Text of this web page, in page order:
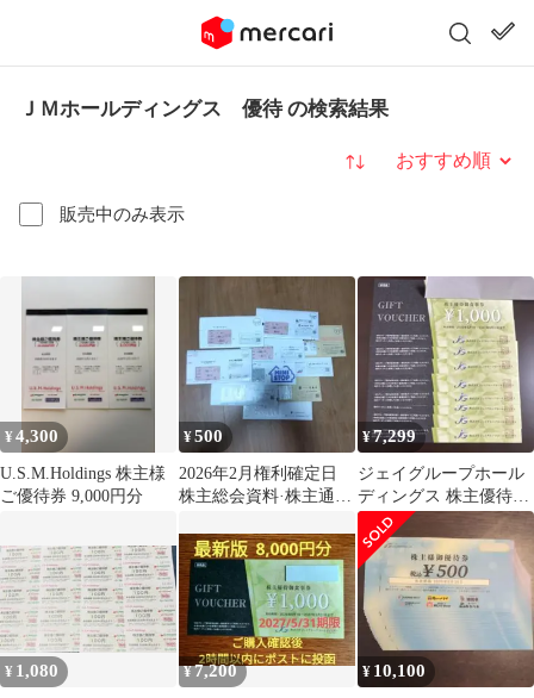
ＪＭホールディングス 優待 の検索結果
販売中のみ表示
並び替え
¥4,300
U.S.M.Holdings 株主様
ご優待券 9,000円分
¥500
2026年2月権利確定日
株主総会資料·株主通信
¥7,299
ジェイグループホール
ディングス 株主優待
8000円分2027.5.31まで
¥ 1,080 ¥7,200 ¥ 10,100